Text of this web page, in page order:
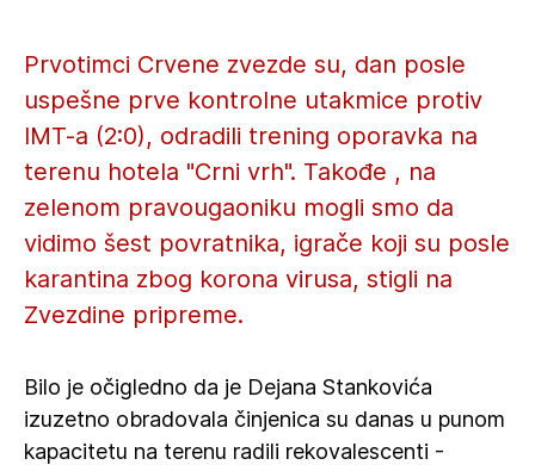
Prvotimci Crvene zvezde su, dan posle
uspešne prve kontrolne utakmice protiv
IMT-a (2:0), odradili trening oporavka na
terenu hotela "Crni vrh". Takođe , na
zelenom pravougaoniku mogli smo da
vidimo šest povratnika, igrače koji su posle
karantina zbog korona virusa, stigli na
Zvezdine pripreme.
Bilo je očigledno da je Dejana Stankovića
izuzetno obradovala činjenica su danas u punom
kapacitetu na terenu radili rekovalescenti -